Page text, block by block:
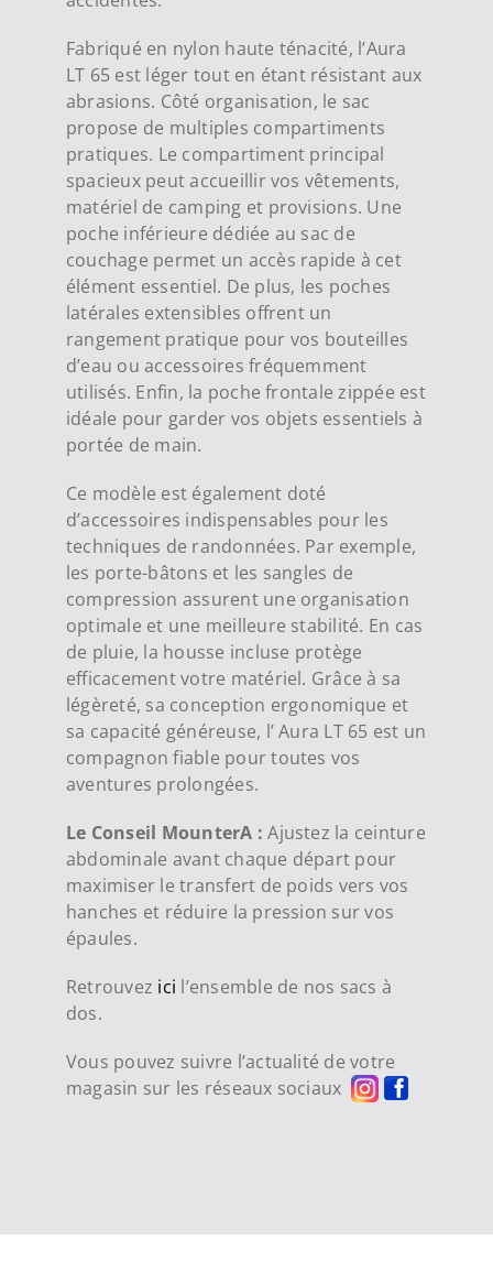
Fabriqué en nylon haute ténacité, l’Aura
LT 65 est léger tout en étant résistant aux
abrasions. Côté organisation, le sac
propose de multiples compartiments
pratiques. Le compartiment principal
spacieux peut accueillir vos vêtements,
matériel de camping et provisions. Une
poche inférieure dédiée au sac de
couchage permet un accès rapide à cet
élément essentiel. De plus, les poches
latérales extensibles offrent un
rangement pratique pour vos bouteilles
d’eau ou accessoires fréquemment
utilisés. Enfin, la poche frontale zippée est
idéale pour garder vos objets essentiels à
portée de main.
Ce modèle est également doté
d’accessoires indispensables pour les
techniques de randonnées. Par exemple,
les porte-bâtons et les sangles de
compression assurent une organisation
optimale et une meilleure stabilité. En cas
de pluie, la housse incluse protège
efficacement votre matériel. Grâce à sa
légèreté, sa conception ergonomique et
sa capacité généreuse, l’ Aura LT 65 est un
compagnon fiable pour toutes vos
aventures prolongées.
Le Conseil MounterA :Ajustez la ceinture
abdominale avant chaque départ pour
maximiser le transfert de poids vers vos
hanches et réduire la pression sur vos
épaules.
Retrouvez ici l’ensemble de nos sacs à
dos.
Vous pouvez suivre l’actualité de votre
magasin sur les réseaux sociaux